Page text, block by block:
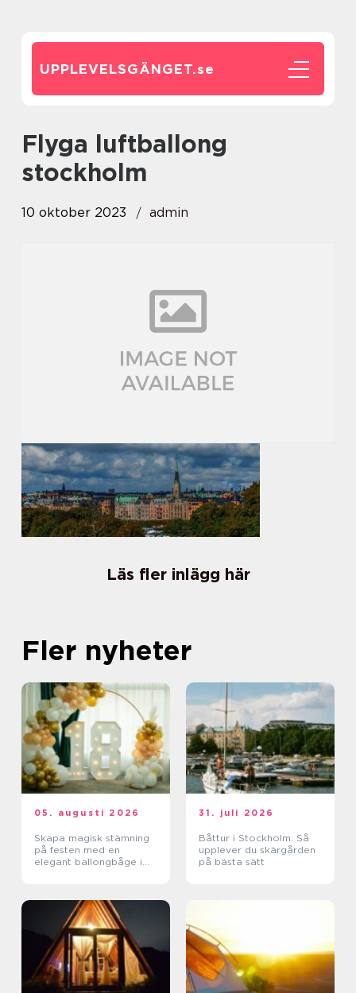
UPPLEVELSGÄNGET.se
flyga luftballong
stockholm
10 oktober 2023 admin
Läs fler inlägg här
Fler nyheter
05. augusti 2026
Skapa magisk stämning
på festen med en
elegant ballongbåge i
31. juli 2026
Båttur i Stockholm: Så
upplever du skärgården
på bästa sätt